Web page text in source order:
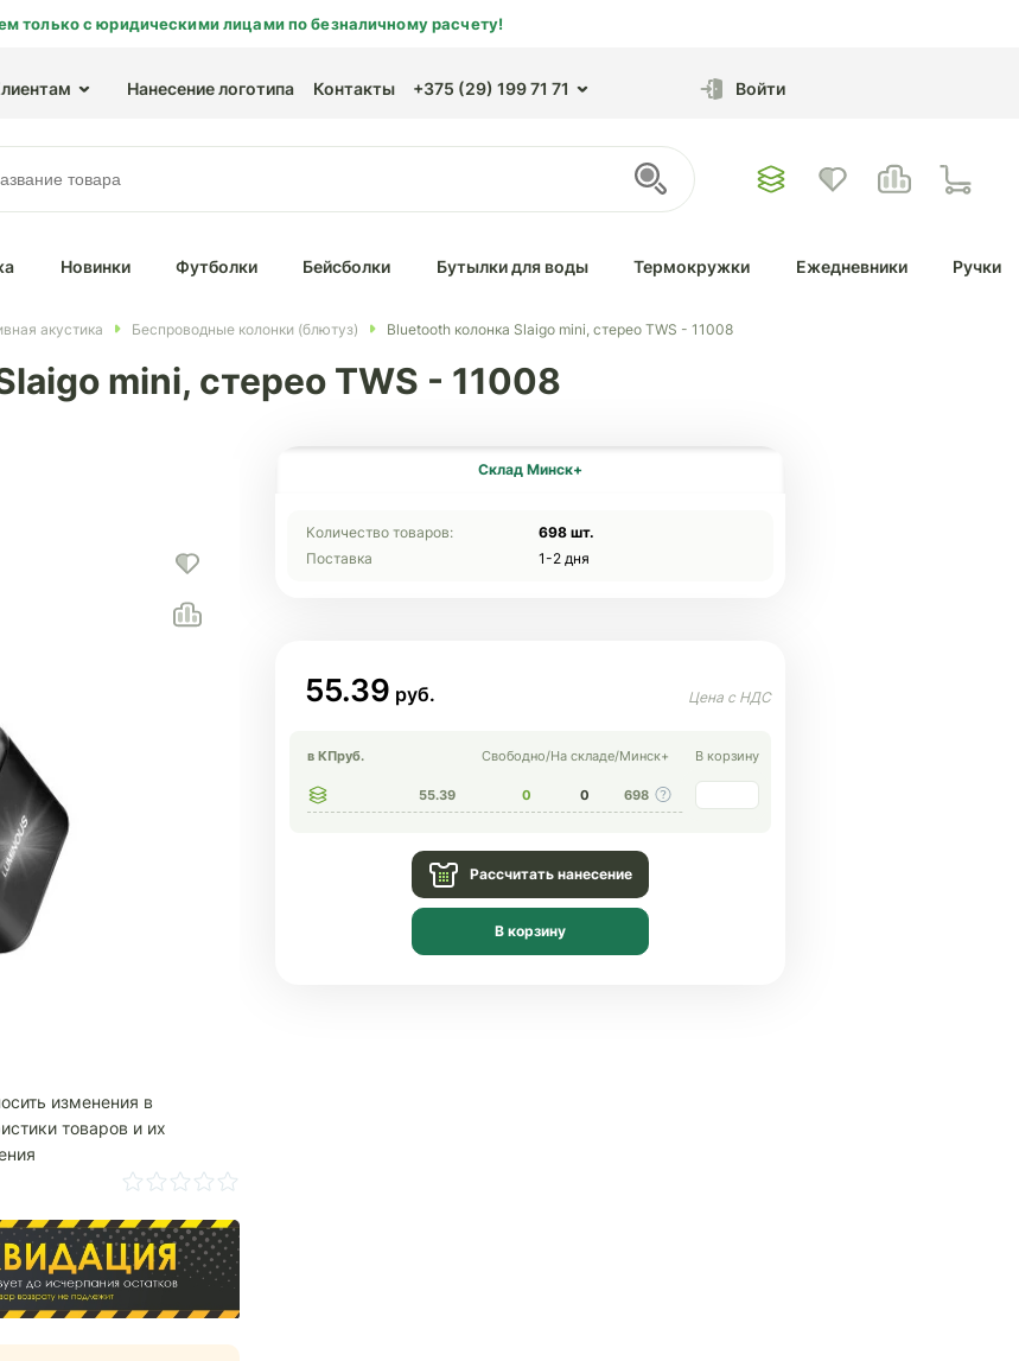
только с юридическими лицами по безналичному расчету!
Нанесение логотипа Контакты +375 (29) 199 71 71 Войти
Новинки Футболки Бейсболки Бутылки для воды Термокружки Ежедневники Ручки
акустика Беспроводные колонки (блютуз) Bluetooth колонка Slaigo mini, стерео TWS - 11008
mini, стерео TWS - 11008
изменения в
товаров и их
Склад Минск+
Количество товаров:
698 шт.
Поставка
1-2 дня
55.39
в КПруб. Свободно/На складе/Минск+ В корзину
55.39 0 0 698
Рассчитать нанесение
В корзину